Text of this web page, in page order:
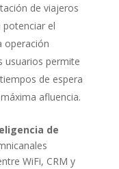
de viajeros
potenciar el
operación
usuarios permite
de espera
afluencia.
de
WiFi, CRM y